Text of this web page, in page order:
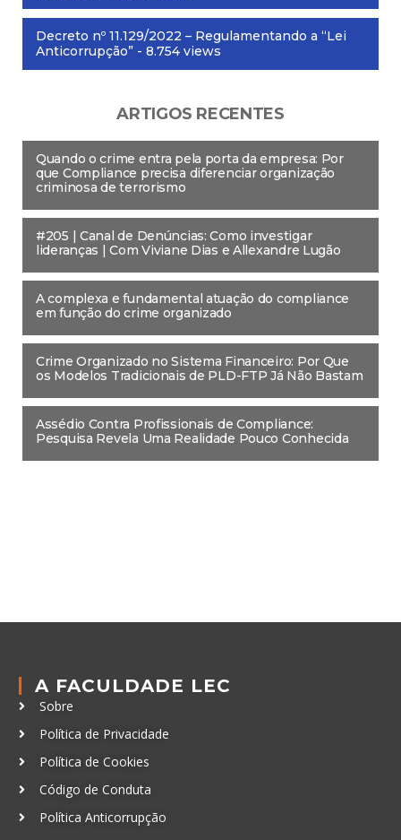
Decreto nº 11.129/2022 – Regulamentando a “Lei
Anticorrupção” - 8.754 views
ARTIGOS RECENTES
Quando o crime entra pela porta da empresa: Por
que Compliance precisa diferenciar organização
criminosa de terrorismo
#205 | Canal de Denúncias: Como investigar
lideranças | Com Viviane Dias e Allexandre Lugão
A complexa e fundamental atuação do compliance
em função do crime organizado
Crime Organizado no Sistema Financeiro: Por Que
os Modelos Tradicionais de PLD-FTP Já Não Bastam
Assédio Contra Profissionais de Compliance:
Pesquisa Revela Uma Realidade Pouco Conhecida
A FACULDADE LEC
Sobre
Política de Privacidade
Política de Cookies
Código de Conduta
Política Anticorrupção